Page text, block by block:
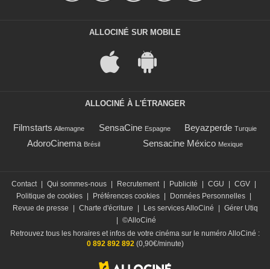
ALLOCINÉ SUR MOBILE
ALLOCINÉ À L'ÉTRANGER
Filmstarts Allemagne SensaCine Espagne Beyazperde Turquie
AdoroCinema Brésil Sensacine México Mexique
Contact | Qui sommes-nous | Recrutement | Publicité | CGU | CGV |
Politique de cookies | Préférences cookies | Données Personnelles |
Revue de presse
| Charte d'écriture | Les services AlloCiné | Gérer Utiq
| ©AlloCiné
Retrouvez tous les horaires et infos de votre cinéma sur le numéro AlloCiné :
0 892 892 892 (0,90€/minute)